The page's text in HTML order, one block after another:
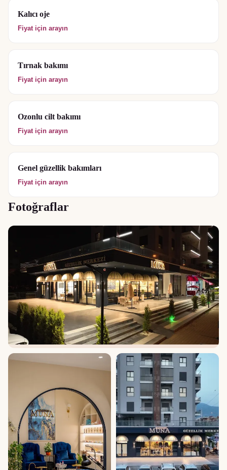
Kalıcı oje
Fiyat için arayın
Tırnak bakımı
Fiyat için arayın
Ozonlu cilt bakımı
Fiyat için arayın
Genel güzellik bakımları
Fiyat için arayın
Fotoğraflar